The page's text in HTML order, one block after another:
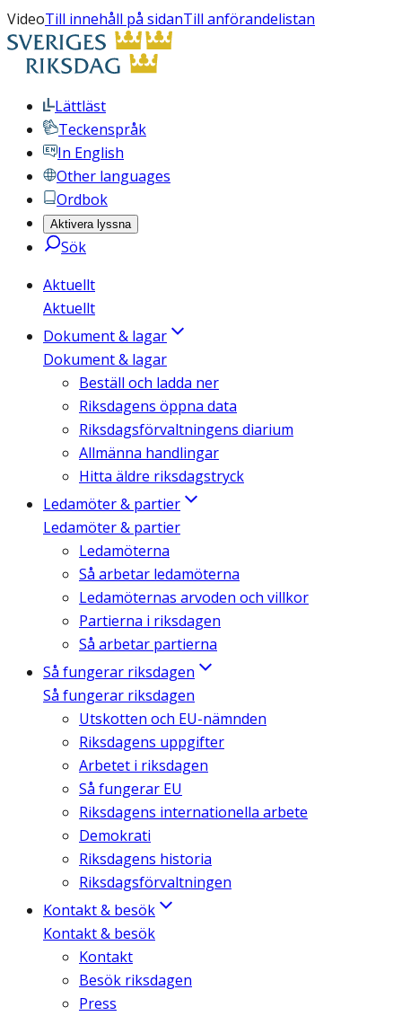
VideoTill innehåll på sidanTill anförandelistan
Lättläst
Teckenspråk
In English
Other languages
Ordbok
Aktivera lyssna
Sök
Aktuellt
Aktuellt
Dokument & lagar
Dokument & lagar
Beställ och ladda ner
Riksdagens öppna data
Riksdagsförvaltningens diarium
Allmänna handlingar
Hitta äldre riksdagstryck
Ledamöter & partier
Ledamöter & partier
Ledamöterna
Så arbetar ledamöterna
Ledamöternas arvoden och villkor
Partierna i riksdagen
Så arbetar partierna
Så fungerar riksdagen
Så fungerar riksdagen
Utskotten och EU-nämnden
Riksdagens uppgifter
Arbetet i riksdagen
Så fungerar EU
Riksdagens internationella arbete
Demokrati
Riksdagens historia
Riksdagsförvaltningen
Kontakt & besök
Kontakt & besök
Kontakt
Besök riksdagen
Press